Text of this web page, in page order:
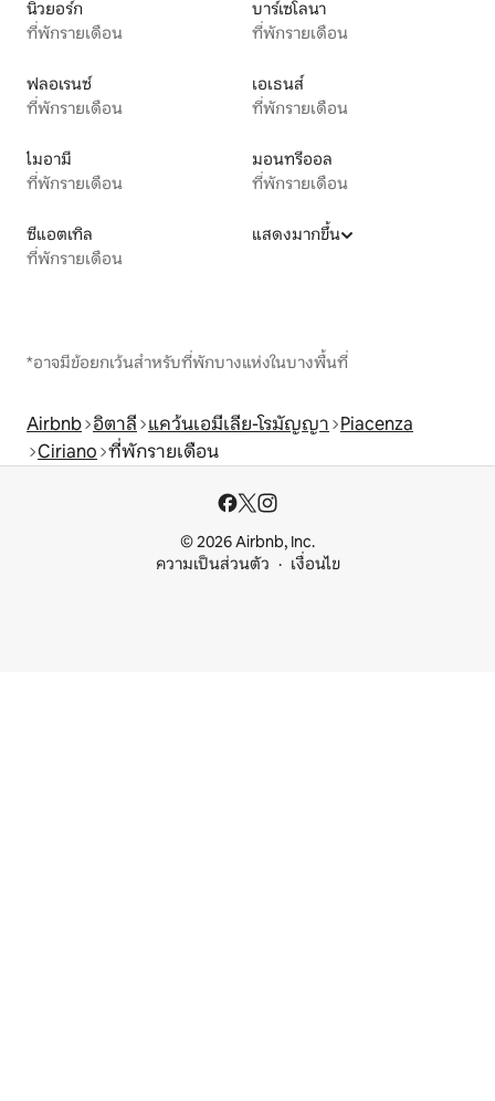
นิวยอร์ก
ที่พักรายเดือน
บาร์เซโลนา
ที่พักรายเดือน
ฟลอเรนซ์
ที่พักรายเดือน
เอเธนส์
ที่พักรายเดือน
ไมอามี
ที่พักรายเดือน
มอนทรีออล
ที่พักรายเดือน
ซีแอตเทิล
ที่พักรายเดือน
แสดงมากขึ้น
*อาจมีข้อยกเว้นสำหรับที่พักบางแห่งในบางพื้นที่
Airbnb อิตาลี แคว้นเอมีเลีย-โรมัญญา Piacenza
Ciriano ที่พักรายเดือน
© 2026 Airbnb, Inc.
ความเป็นส่วนตัว
เงื่อนไข